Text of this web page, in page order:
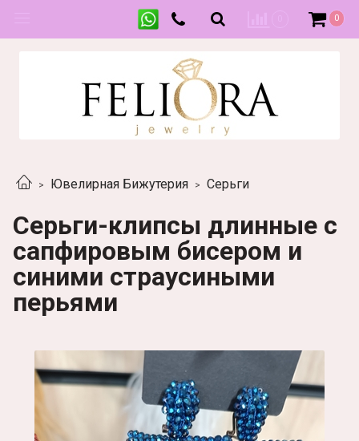
0
Ювелирная Бижутерия Серьги
Серьги-клипсы длинные с
сапфировым бисером и
синими страусиными
перьями